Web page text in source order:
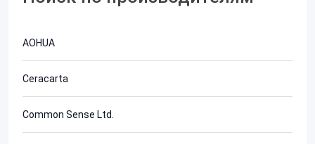
AOHUA
Ceracarta
Common Sense Ltd.